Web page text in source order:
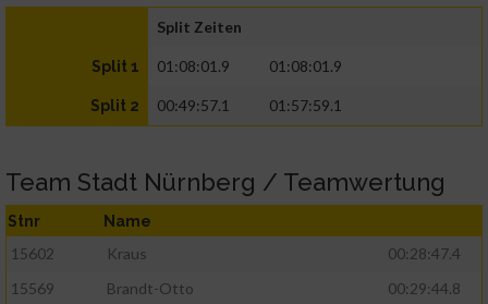
Split Zeiten
Split 1 01:08:01.9 01:08:01.9
Split 2 00:49:57.1 01:57:59.1
Team Stadt Nürnberg / Teamwertung
Stnr Name
15602 Kraus
00:28:47.4
15569
Brandt-Otto
00:29:44.8